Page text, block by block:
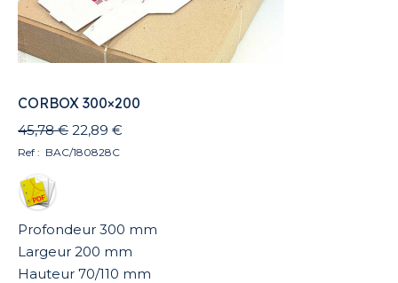
CORBOX 300×200
45,78€ Le
prix
22,89 €
Ref : BAC/180828C
Profondeur 300 mm
Largeur 200 mm
Hauteur 70/110 mm